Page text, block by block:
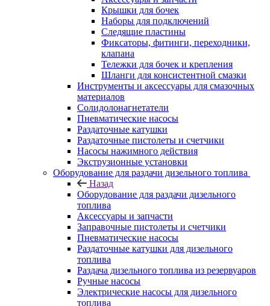
Крышки для бочек
Наборы для подключений
Следящие пластины
Фиксаторы, фитинги, переходники,
клапана
Тележки для бочек и крепления
Шланги для консистентной смазки
Инструменты и аксессуары для смазочных
материалов
Солидолонагнетатели
Пневматические насосы
Раздаточные катушки
Раздаточные пистолеты и счетчики
Насосы нажимного действия
Экструзионные установки
Оборудование для раздачи дизельного топлива
Назад
Оборудование для раздачи дизельного
топлива
Аксессуары и запчасти
Заправочные пистолеты и счетчики
Пневматические насосы
Раздаточные катушки для дизельного
топлива
Раздача дизельного топлива из резервуаров
Ручные насосы
Электрические насосы для дизельного
топлива